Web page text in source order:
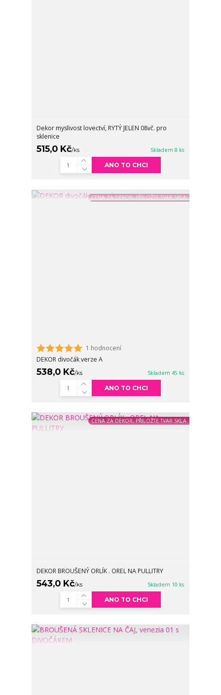
Dekor myslivost lovectví, RYTÝ JELEN 08vč. pro
sklenice
515,0 Kč/ks Skladem 8 ks
ANO TO CHCI
CENA ZA DEKOR, PŘILOŽTE TVAR SKLA
1 hodnocení
DEKOR divočák verze A
538,0 Kč/ks Skladem 45 ks
ANO TO CHCI
CENA ZA DEKOR, PŘILOŽTE TVAR SKLA
DEKOR BROUŠENÝ ORLÍK . OREL NA PULLITRY
543,0 Kč/ks Skladem 10 ks
ANO TO CHCI